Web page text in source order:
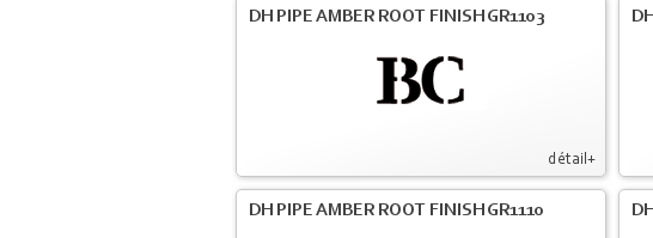
détail+
DH PIPE AMBER ROOT FINISH GR1103
DH PIPE AMBER ROOT FINISH GR1110